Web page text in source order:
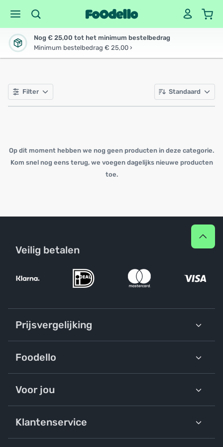
Nog € 25,00 tot het minimum bestelbedrag
Minimum bestelbedrag € 25,00 ›
Filter Standaard
Op dit moment hebben we nog geen producten in deze categorie.
Kom snel nog eens terug, we voegen dagelijks nieuwe producten
toe.
Veilig betalen
Prijsvergelijking
Foodello
Voor jou
Klantenservice